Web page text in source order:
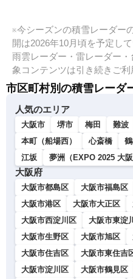
※今シーズンの積雪レーダー
開は2026年10月頃を予定して
雨雲レーダー・雷レーダー
象コンテンツは引き続きご利
市区町村別の積雪レーダ
人気のエリア
大阪市 堺市 梅田 難波
本町（船場西）
心斎橋
江坂
夢洲（EXPO 2025 大阪
大阪府
大阪市都島区 大阪市福島区
大阪市港区
大阪市大正区
大阪市西淀川区
大阪市東淀
大阪市生野区
大阪市旭区
大阪市住吉区
大阪市東住吉
大阪市淀川区
大阪市鶴見区